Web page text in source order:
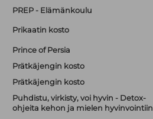
PREP - Elämänkoulu
Prikaatin kosto
Prince of Persia
Prätkäjengin kosto
Prätkäjengin kosto
Puhdistu, virkisty, voi hyvin - Detox-
ohjeita kehon ja mielen hyvinvointiin